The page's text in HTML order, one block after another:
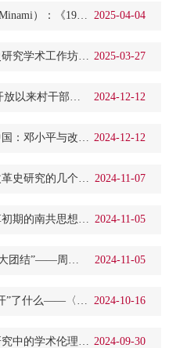
）：《1970 2025-04-04
究学术工作坊在 2025-03-27
以来村干部群
2024-12-12
：邓小平与改革 2024-12-12
史研究的几个问 2024-11-07
期的南共思想影 2024-11-05
团结”——周恩
2024-11-05
”了什么——〈大 2024-10-16
中的学术伦理
2024-09-30